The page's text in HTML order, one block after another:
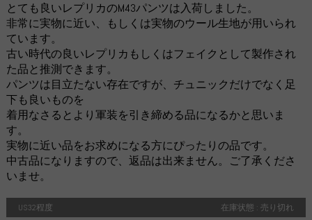
とても良いレプリカのM43パンツは入荷しました。
非常に実物に近い、もしくは実物のウール生地が用いられ
ています。
古い時代の良いレプリカもしくはフェイクとして製作され
た品と推測できます。
パンツは目立たない存在ですが、チュニックだけでなく足
下も良いものを
着用なさるとより軍装を引き締める品になるかと思いま
す。
実物に近い品をお求めになる方にぴったりの品です。
中古品になりますので、返品は出来ません。ご了承くださ
いませ。
US32程度 在庫状態 : 売り切れ